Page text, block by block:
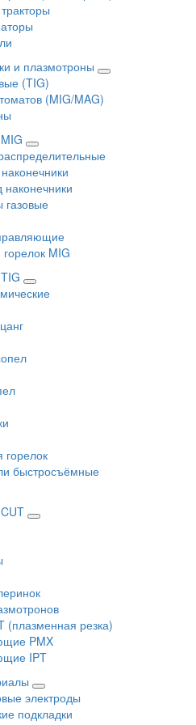
и плазмотроны
(TIG)
(MIG/MAG)
наконечники
MIG
горелок
быстросъёмные
(плазменная резка)
PMX
IPT
электроды
подкладки